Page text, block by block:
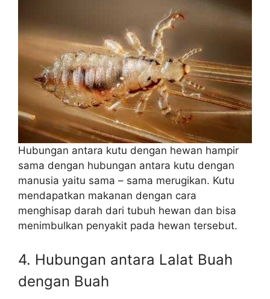
Hubungan antara kutu dengan hewan hampir
sama dengan hubungan antara kutu dengan
manusia yaitu sama – sama merugikan. Kutu
mendapatkan makanan dengan cara
menghisap darah dari tubuh hewan dan bisa
menimbulkan penyakit pada hewan tersebut.
4. Hubungan antara Lalat Buah
dengan Buah